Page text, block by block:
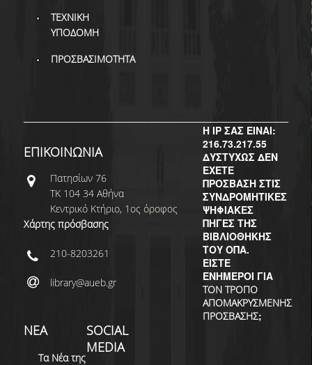
ΤΕΧΝΙΚΗ
ΥΠΟΔΟΜΗ
ΠΡΟΣΒΑΣΙΜΟΤΗΤΑ
Η IP ΣΑΣ ΕΙΝΑΙ:
216.73.217.55
ΔΥΣΤΥΧΩΣ ΔΕΝ
ΕΧΕΤΕ
ΠΡΟΣΒΑΣΗ ΣΤΙΣ
ΣΥΝΔΡΟΜΗΤΙΚΕΣ
ΨΗΦΙΑΚΕΣ
ΠΗΓΕΣ ΤΗΣ
ΒΙΒΛΙΟΘΗΚΗΣ
ΤΟΥ ΟΠΑ.
ΕΙΣΤΕ
ΕΝΗΜΕΡΟΙ ΓΙΑ
ΤΟΝ ΤΡΟΠΟ
ΑΠΟΜΑΚΡΥΣΜΕΝΗΣ
ΠΡΟΣΒΑΣΗΣ;
ΕΠΙΚΟΙΝΩΝΙΑ
Πατησίων 76
ΤΚ 104 34 Αθήνα
Κεντρικό Κτήριο, 1ος όροφος
Χάρτης πρόσβασης
210-8203261
library@aueb.gr
ΝΕΑ
Τα Νέα της
SOCIAL
MEDIA